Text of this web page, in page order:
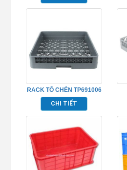
RACK TÔ CHÉN TP691006
CHI TIẾT